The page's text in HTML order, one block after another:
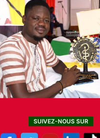
SUIVEZ-NOUS SUR